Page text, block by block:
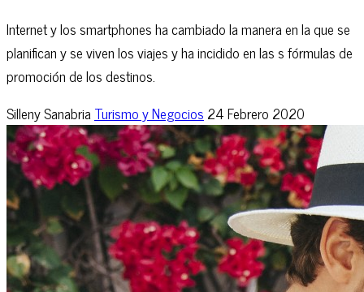
Internet y los smartphones ha cambiado la manera en la que se
planifican y se viven los viajes y ha incidido en las s fórmulas de
promoción de los destinos.
Silleny SanabriaTurismo y Negocios 24 Febrero 2020